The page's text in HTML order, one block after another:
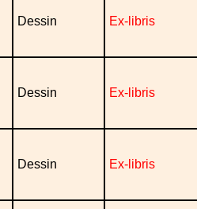
Dessin Ex-libris
Dessin Ex-libris
Dessin Ex-libris